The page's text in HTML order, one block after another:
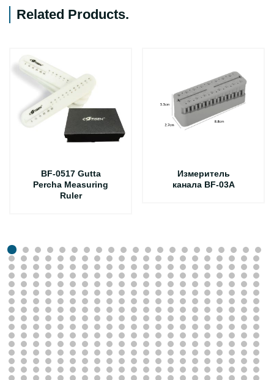
Related Products.
BF-0517 Gutta
Percha Measuring
Ruler
Измеритель
канала BF-03A